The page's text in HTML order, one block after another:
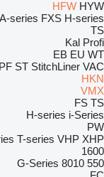
HFW HYW
A-series FXS H-series
TS
Kal Profi
EB EU WT
ST StitchLiner VAC
HKN
VMX
FS TS
H-series i-Series
PW
T-series VHP XHP
1600
550
8010
G-Series